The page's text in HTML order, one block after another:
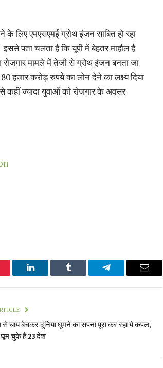
के लिए एमएसएमई ग्रोथ इंजन साबित हो रहा
पता चलता है कि यूपी में बेहतर माहौल है
मामले में तेजी से ग्रोथ इंजन बनता जा
हजार करोड़ रुपये का लोन देने का लक्ष्य दिया
कहीं ज्यादा युवाओं को रोजगार के अवसर
LinkedIn Tumblr Telegram Email
चाय बेचकर दुनिया घूमने का सपना पूरा कर रहा ये कपल,
चुके हैं 23 देश